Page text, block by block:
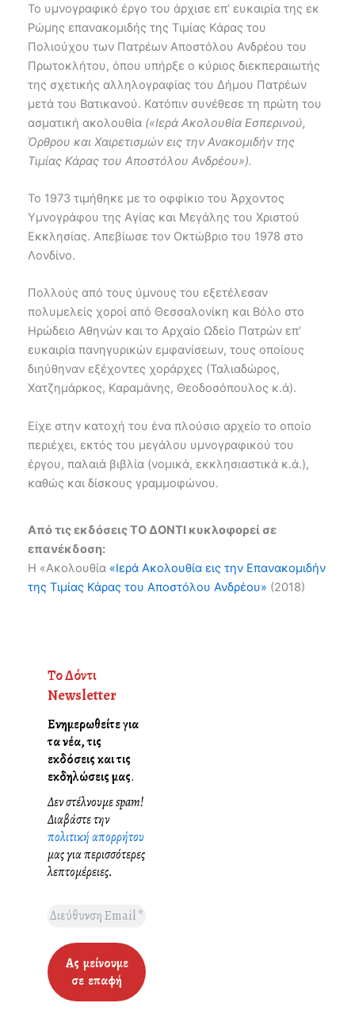
Το υμνογραφικό έργο του άρχισε επ’ ευκαιρία της εκ
Ρώμης επανακομιδής της Τιμίας Κάρας του
Πολιούχου των Πατρέων Αποστόλου Ανδρέου του
Πρωτοκλήτου, όπου υπήρξε ο κύριος διεκπεραιωτής
της σχετικής αλληλογραφίας του Δήμου Πατρέων
μετά του Βατικανού. Κατόπιν συνέθεσε τη πρώτη του
ασματική ακολουθία («Ιερά Ακολουθία Εσπερινού,
Όρθρου και Χαιρετισμών εις την Ανακομιδήν της
Τιμίας Κάρας του Αποστόλου Ανδρέου»).
Το 1973 τιμήθηκε με το οφφίκιο του Άρχοντος
Υμνογράφου της Αγίας και Μεγάλης του Χριστού
Εκκλησίας. Απεβίωσε τον Οκτώβριο του 1978 στο
Λονδίνο.
Πολλούς από τους ύμνους του εξετέλεσαν
πολυμελείς χοροί από Θεσσαλονίκη και Βόλο στο
Ηρώδειο Αθηνών και το Αρχαίο Ωδείο Πατρών επ’
ευκαιρία πανηγυρικών εμφανίσεων, τους οποίους
διηύθηναν εξέχοντες χοράρχες (Ταλιαδώρος,
Χατζημάρκος, Καραμάνης, Θεοδοσόπουλος κ.ά).
Είχε στην κατοχή του ένα πλούσιο αρχείο το οποίο
περιέχει, εκτός του μεγάλου υμνογραφικού του
έργου, παλαιά βιβλία (νομικά, εκκλησιαστικά κ.ά.),
καθώς και δίσκους γραμμοφώνου.
Από τις εκδόσεις ΤΟ ΔΟΝΤΙ κυκλοφορεί σε
επανέκδοση:
Η «Ακολουθία «Ιερά Ακολουθία εις την Επανακομιδήν
της Τιμίας Κάρας του Αποστόλου Ανδρέου» (2018)
Το Δόντι
Newsletter
Ενημερωθείτε για
τα νέα, τις
εκδόσεις και τις
εκδηλώσεις μας.
Δεν στέλνουμε spam!
Διαβάστε την
πολιτική απορρήτου
μας για περισσότερες
λεπτομέρειες.